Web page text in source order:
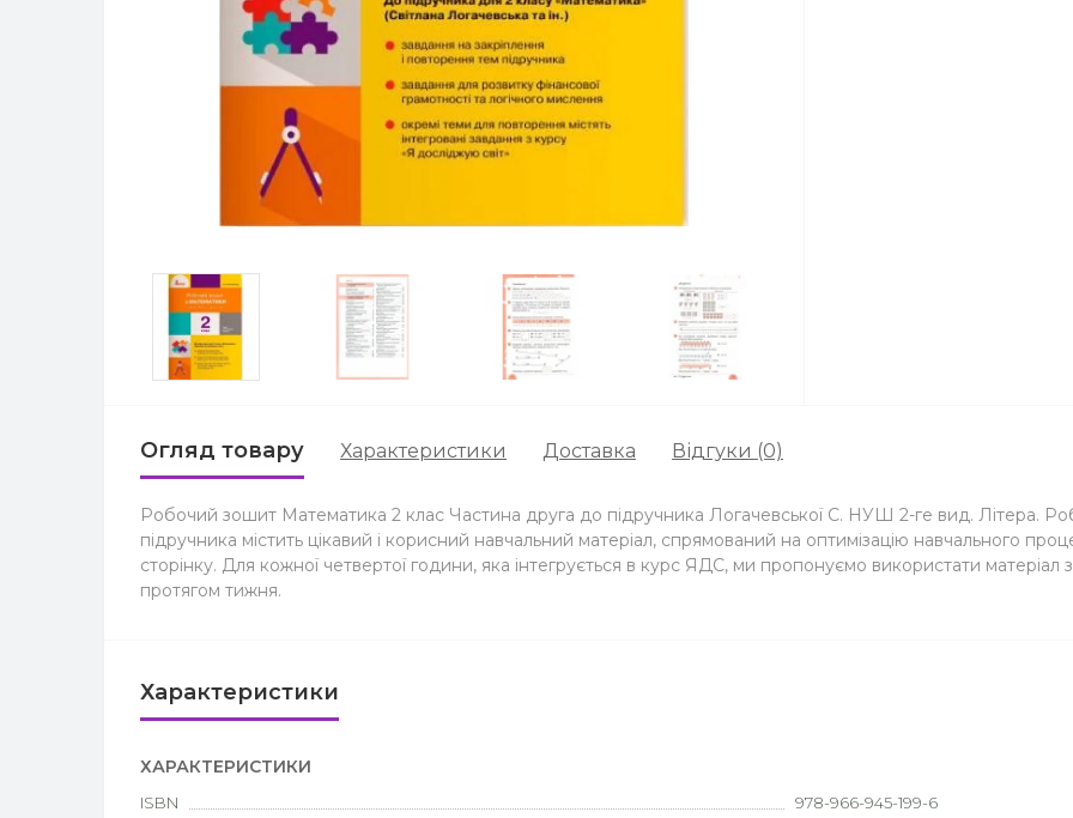
Огляд товару Характеристики Доставка Відгуки (0)
Робочий зошит Математика 2 клас Частина друга до підручника Логачевської С. НУШ 2-ге вид. Літера.
підручника містить цікавий і корисний навчальний матеріал, спрямований на оптимізацію навчального
сторінку. Для кожної четвертої години, яка інтегрується в курс ЯДС, ми пропонуємо використати
протягом тижня.
Характеристики
ХАРАКТЕРИСТИКИ
ISBN
978-966-945-199-6